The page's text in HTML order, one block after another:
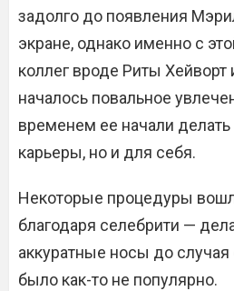
задолго до появления
экране, однако именно с
коллег вроде Риты Хейворт
началось повальное
временем ее начали делать
карьеры, но и для себя.
Некоторые процедуры
благодаря селебрити —
аккуратные носы до
было как-то не популярно.